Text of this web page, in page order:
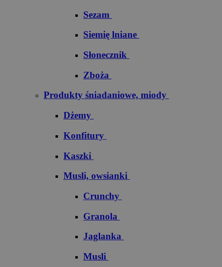
Sezam
Siemię lniane
Słonecznik
Zboża
Produkty śniadaniowe, miody
Dżemy
Konfitury
Kaszki
Musli, owsianki
Crunchy
Granola
Jaglanka
Musli